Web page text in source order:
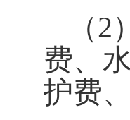
（
费、
护费